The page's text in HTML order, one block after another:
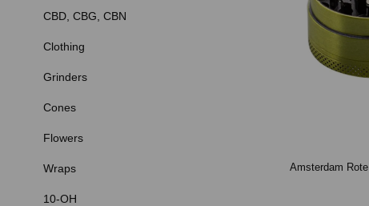
CBD, CBG, CBN
Clothing
Grinders
Cones
Flowers
Wraps
10-OH